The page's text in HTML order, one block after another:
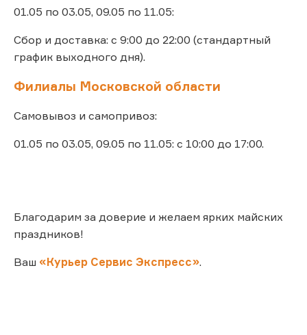
01.05 по 03.05, 09.05 по 11.05:
Сбор и доставка: с 9:00 до 22:00 (стандартный
график выходного дня).
Филиалы Московской области
Самовывоз и самопривоз:
01.05 по 03.05, 09.05 по 11.05: с 10:00 до 17:00.
Благодарим за доверие и желаем ярких майских
праздников!
Ваш «Курьер Сервис Экспресс».